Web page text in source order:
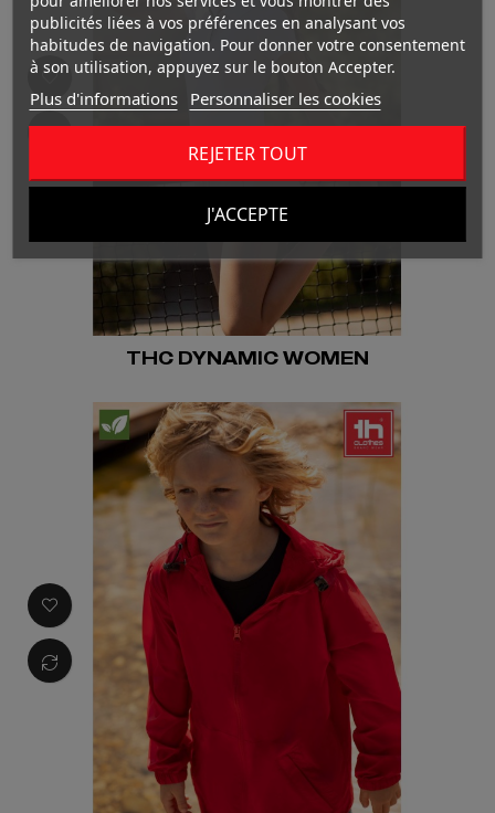
THC DYNAMIC WOMEN
publicités liées à vos préférences en analysant vos
habitudes de navigation. Pour donner votre consentement
à son utilisation, appuyez sur le bouton Accepter.
Plus d'informations Personnaliser les cookies
REJETER TOUT
J'ACCEPTE